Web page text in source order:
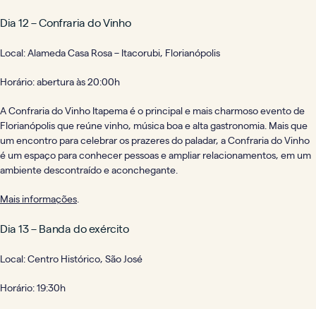
Dia 12 – Confraria do Vinho
Local: Alameda Casa Rosa – Itacorubi, Florianópolis
Horário: abertura às 20:00h
A Confraria do Vinho Itapema é o principal e mais charmoso evento de
Florianópolis que reúne vinho, música boa e alta gastronomia. Mais que
um encontro para celebrar os prazeres do paladar, a Confraria do Vinho
é um espaço para conhecer pessoas e ampliar relacionamentos, em um
ambiente descontraído e aconchegante.
Mais informações
Dia 13 – Banda do exército
Local: Centro Histórico, São José
Horário: 19:30h